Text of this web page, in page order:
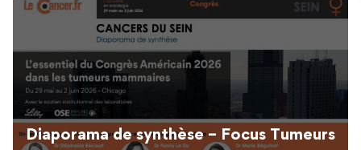
Diaporama de synthèse – Focus Tumeurs